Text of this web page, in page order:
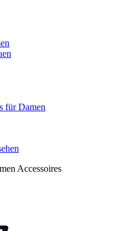
für Damen
Accessoires